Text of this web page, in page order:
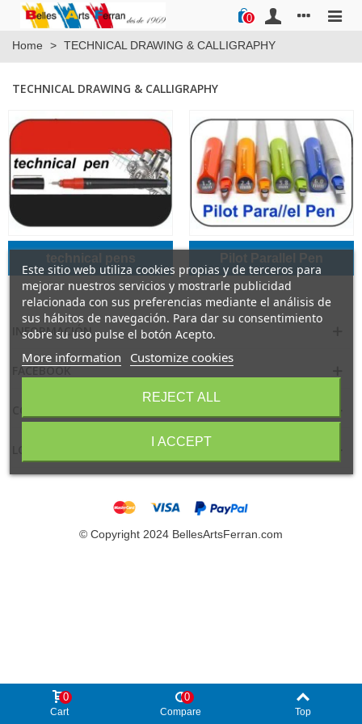
0
Home > TECHNICAL DRAWING & CALLIGRAPHY
TECHNICAL DRAWING & CALLIGRAPHY
technical pens Pilot Parallel Pen
INFORMACIÓN
FACEBOOK
Este sitio web utiliza cookies propias y de terceros para
mejorar nuestros servicios y mostrarle publicidad
relacionada con sus preferencias mediante el análisis de
sus hábitos de navegación. Para dar su consentimiento
sobre su uso pulse el botón Acepto.
More information Customize cookies
REJECT ALL
I ACCEPT
© Copyright 2024 BellesArtsFerran.com
Cart
0
Compare
0
Top